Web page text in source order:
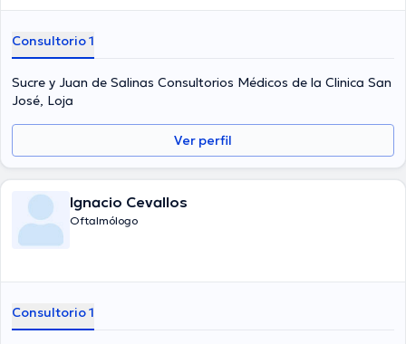
Consultorio 1
Sucre y Juan de Salinas Consultorios Médicos de la Clinica San
José, Loja
Ver perfil
Ignacio Cevallos
Oftalmólogo
Consultorio 1